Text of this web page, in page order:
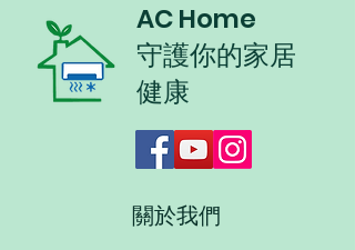
AC Home
守護你的家居
健康
關於我們